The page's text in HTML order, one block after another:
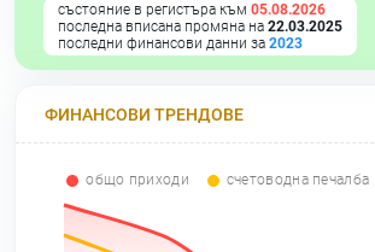
състояние в регистъра към 05.08.2026
последна вписана промяна на 22.03.2025
последни финансови данни за 2023
ФИНАНСОВИ ТРЕНДОВЕ
общо приходи счетоводна печалба